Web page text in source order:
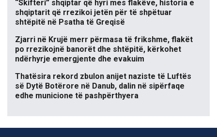
“Skifteri” shqiptar që hyri mes flakëve, historia e
shqiptarit që rrezikoi jetën për të shpëtuar
shtëpitë në Psatha të Greqisë
Zjarri në Krujë merr përmasa të frikshme, flakët
po rrezikojnë banorët dhe shtëpitë, kërkohet
ndërhyrje emergjente dhe evakuim
Thatësira rekord zbulon anijet naziste të Luftës
së Dytë Botërore në Danub, dalin në sipërfaqe
edhe municione të pashpërthyera